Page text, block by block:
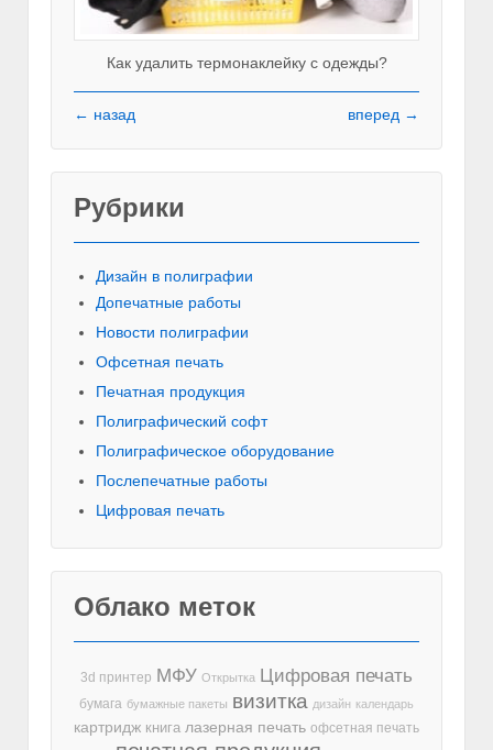
Как удалить термонаклейку с одежды?
← назад вперед →
Рубрики
Дизайн в полиграфии
Допечатные работы
Новости полиграфии
Офсетная печать
Печатная продукция
Полиграфический софт
Полиграфическое оборудование
Послепечатные работы
Цифровая печать
Облако меток
3d принтер МФУ Открытка Цифровая печать
бумага бумажные пакеты визитка дизайн календарь
картридж книга лазерная печать офсетная печать